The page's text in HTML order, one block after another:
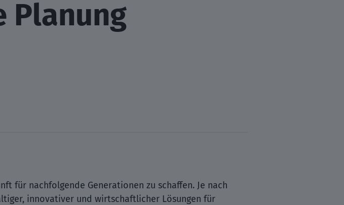
Planung
für nachfolgende Generationen zu schaffen. Je nach
innovativer und wirtschaftlicher Lösungen für